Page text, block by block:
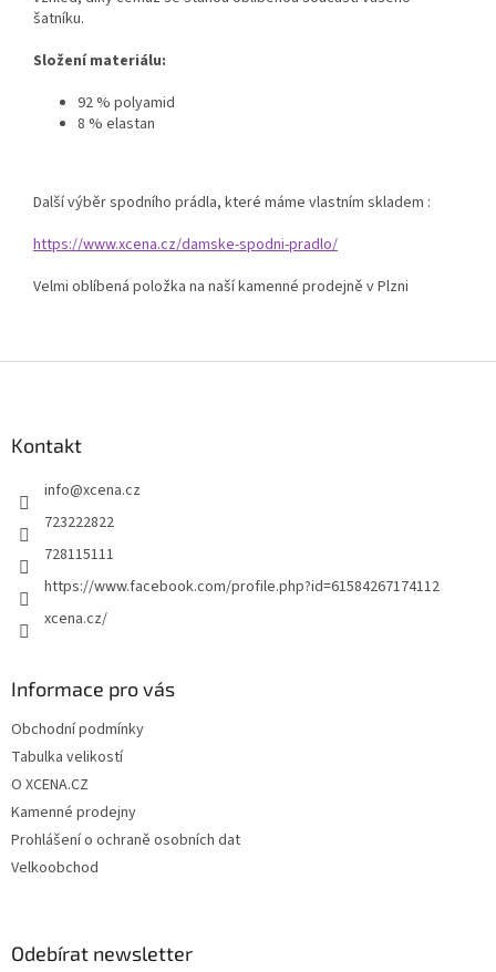
šatníku.
Složení materiálu:
92 % polyamid
8 % elastan
Další výběr spodního prádla, které máme vlastním skladem :
https://www.xcena.cz/damske-spodni-pradlo/
Velmi oblíbená položka na naší kamenné prodejně v Plzni
Kontakt
info@xcena.cz
723222822
728115111
https://www.facebook.com/profile.php?id=61584267174112
xcena.cz/
Informace pro vás
Obchodní podmínky
Tabulka velikostí
O XCENA.CZ
Kamenné prodejny
Prohlášení o ochraně osobních dat
Velkoobchod
Odebírat newsletter